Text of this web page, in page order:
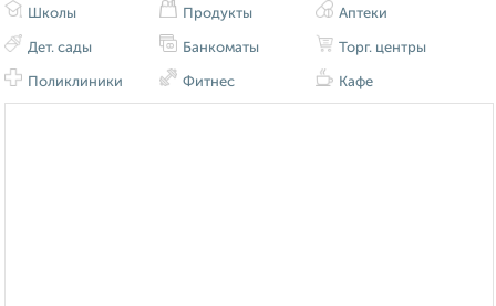
Школы
Дет. сады
Поликлиники
Продукты
Банкоматы
Фитнес
Аптеки
Торг. центры
Кафе